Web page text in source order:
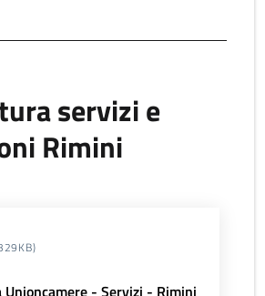
servizi e
Rimini
- Servizi - Rimini